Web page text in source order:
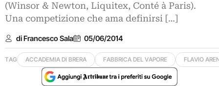
(Winsor & Newton, Liquitex, Conté à Paris).
Una competizione che ama definirsi […]
di Francesco Sala 05/06/2014
TAG ACCADEMIA DI BRERA FABBRICA DEL VAPORE FLAVIO